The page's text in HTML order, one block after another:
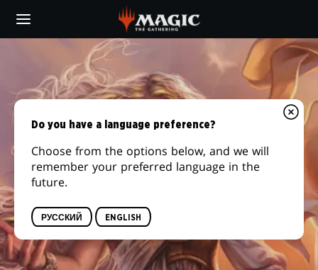
main
Do you have a language preference?
Choose from the options below, and we will
remember your preferred language in the
future.
РУССКИЙ ENGLISH